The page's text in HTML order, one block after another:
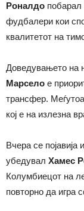
Роналдо побарал
фудбалери кои
квалитетот на
Доведувањето на
Марсело е
трансфер.
кој е на излезна
Вчера се
убедувал Хамес
Колумбиецот на
повторно да игра